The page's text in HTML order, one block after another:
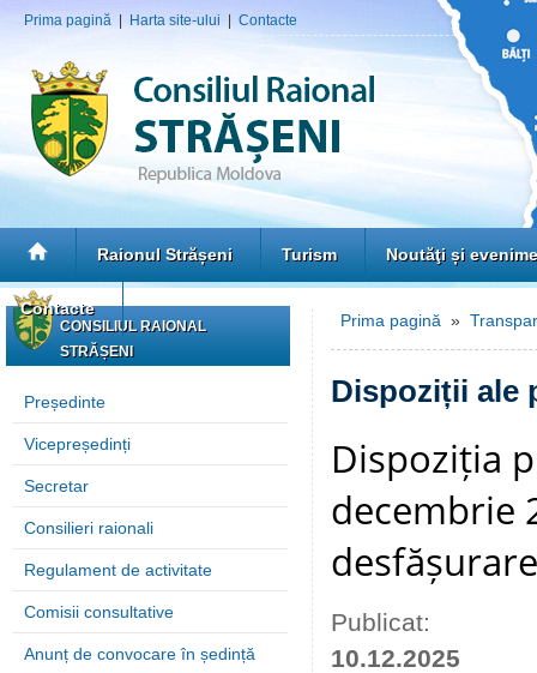
Prima pagină Harta site-ului Contacte
Raionul Strășeni Turism Noutăţi și
Contacte
CONSILIUL RAIONAL
STRĂȘENI
Președinte
Vicepreședinți
Secretar
Consilieri raionali
Regulament de activitate
Comisii consultative
Anunț de convocare în ședință
Prima pagină »
Dispoziții ale
Dispoziția
decembrie
Publicat:
10.12.2025